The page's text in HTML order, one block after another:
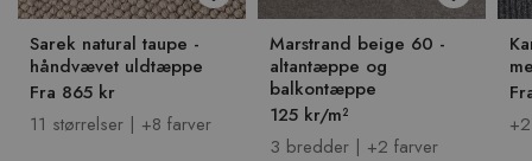
Sarek natural taupe -
håndvævet uldtæppe
Fra 865 kr
11 størrelser | +8 farver
Marstrand beige 60 -
altantæppe og
balkontæppe
125 kr/m²
3 bredder | +2 farver